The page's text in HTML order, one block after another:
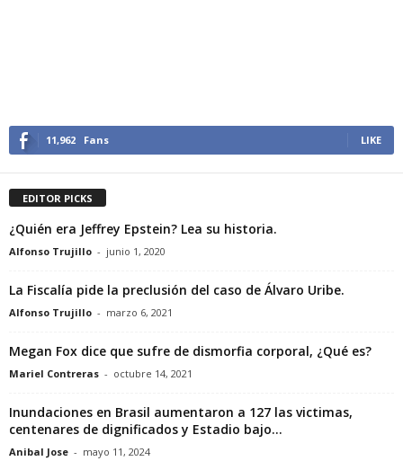
11,962 Fans LIKE
EDITOR PICKS
¿Quién era Jeffrey Epstein? Lea su historia.
Alfonso Trujillo - junio 1, 2020
La Fiscalía pide la preclusión del caso de Álvaro Uribe.
Alfonso Trujillo - marzo 6, 2021
Megan Fox dice que sufre de dismorfia corporal, ¿Qué es?
Mariel Contreras - octubre 14, 2021
Inundaciones en Brasil aumentaron a 127 las victimas,
centenares de dignificados y Estadio bajo...
Anibal Jose - mayo 11, 2024